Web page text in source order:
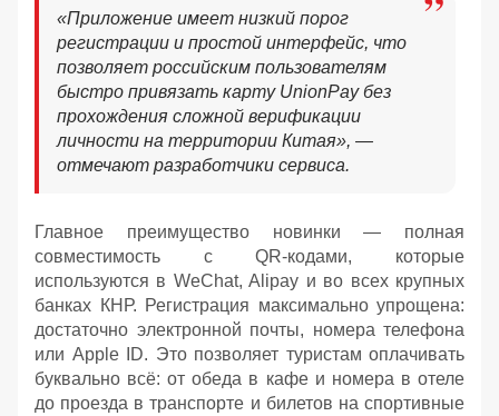
«Приложение имеет низкий порог
регистрации и простой интерфейс, что
позволяет российским пользователям
быстро привязать карту UnionPay без
прохождения сложной верификации
личности на территории Китая», —
отмечают разработчики сервиса.
Главное преимущество новинки — полная
совместимость с QR-кодами, которые
используются в WeChat, Alipay и во всех крупных
банках КНР. Регистрация максимально упрощена:
достаточно электронной почты, номера телефона
или Apple ID. Это позволяет туристам оплачивать
буквально всё: от обеда в кафе и номера в отеле
до проезда в транспорте и билетов на спортивные